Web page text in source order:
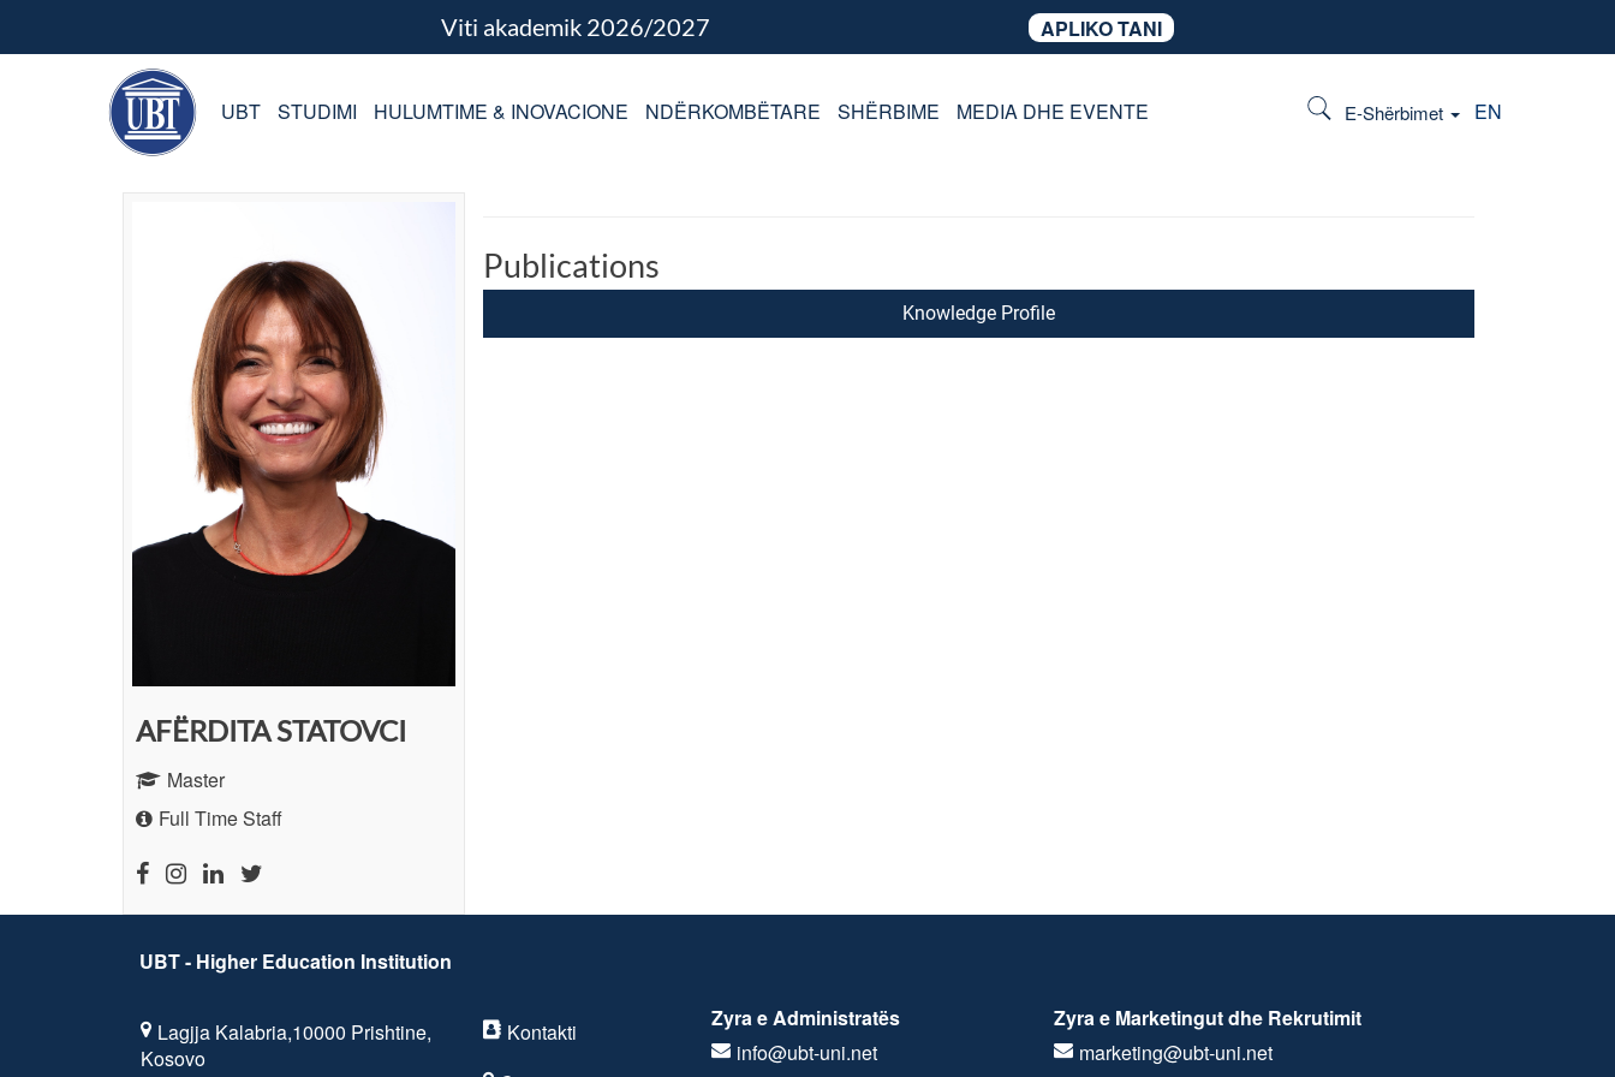
Viti akademik 2026/2027 APLIKO TANI
E-Shërbimet EN
UBT STUDIMI HULUMTIME & INOVACIONE NDËRKOMBËTARE SHËRBIME MEDIA DHE EVENTE
AFËRDITA STATOVCI
Master
Full Time Staff
Publications
Knowledge Profile
UBT - Higher Education Institution
Lagjja Kalabria,10000 Prishtine,
Kosovo
Kontakti
Zyra e Administratës
info@ubt-uni.net
Zyra e Marketingut dhe Rekrutimit
marketing@ubt-uni.net